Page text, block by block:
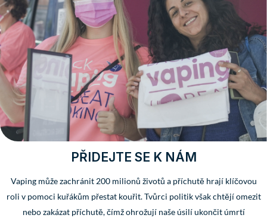
PŘIDEJTE SE K NÁM
Vaping může zachránit 200 milionů životů a příchutě hrají klíčovou
roli v pomoci kuřákům přestat kouřit. Tvůrci politik však chtějí omezit
nebo zakázat příchutě, čímž ohrožují naše úsilí ukončit úmrtí